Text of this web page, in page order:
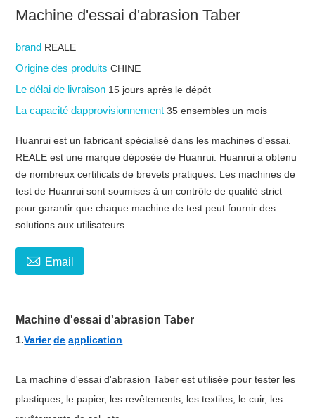
Machine d'essai d'abrasion Taber
brand REALE
Origine des produitsCHINE
Le délai de livraison 15 jours après le dépôt
La capacité dapprovisionnement35 ensembles un mois
Huanrui est un fabricant spécialisé dans les machines d'essai.
REALE est une marque déposée de Huanrui. Huanrui a obtenu
de nombreux certificats de brevets pratiques. Les machines de
test de Huanrui sont soumises à un contrôle de qualité strict
pour garantir que chaque machine de test peut fournir des
solutions aux utilisateurs.
 Email
Machine d'essai d'abrasion Taber
1.Varier de application
La machine d'essai d'abrasion Taber est utilisée pour tester les
plastiques, le papier, les revêtements, les textiles, le cuir, les